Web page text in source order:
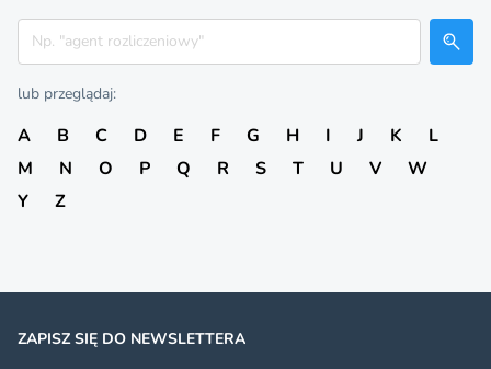
Szukaj
lub przeglądaj:
A B C D E F G H I J K
L
M
N O P Q R S T U V
W
Y
Z
ZAPISZ SIĘ DO NEWSLETTERA